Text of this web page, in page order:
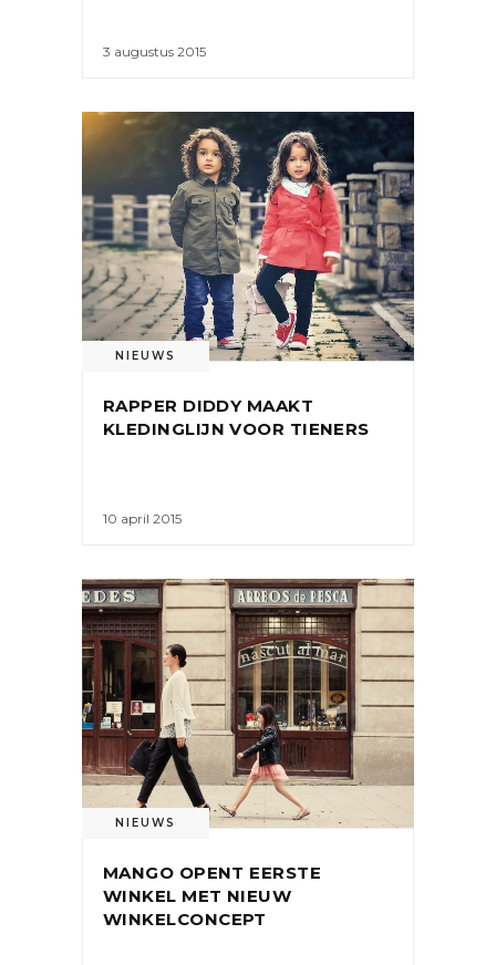
3 augustus 2015
NIEUWS
RAPPER DIDDY MAAKT
KLEDINGLIJN VOOR TIENERS
10 april 2015
NIEUWS
MANGO OPENT EERSTE
WINKEL MET NIEUW
WINKELCONCEPT